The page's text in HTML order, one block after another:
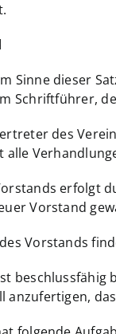
Sinne dieser
Schriftführer,
des
erfolgt
Vorstand
Vorstands
anzufertigen,